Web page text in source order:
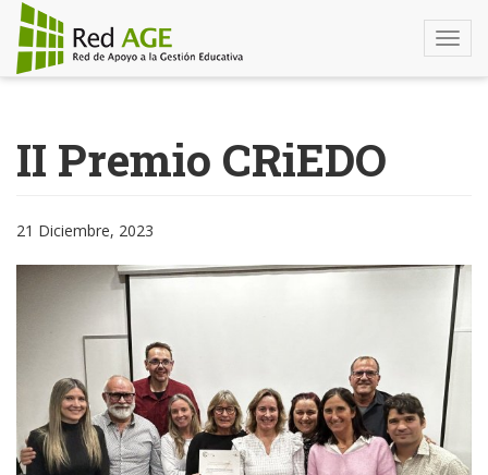
contenido
principal
II Premio CRiEDO
21 Diciembre, 2023